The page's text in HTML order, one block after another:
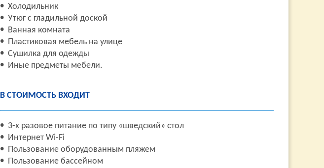
Холодильник
Утюг с гладильной доской
Ванная комната
Пластиковая мебель на улице
Сушилка для одежды
Иные предметы мебели.
В СТОИМОСТЬ ВХОДИТ
3-х разовое питание по типу «шведский» стол
Интернет Wi-Fi
Пользование оборудованным пляжем
Пользование бассейном